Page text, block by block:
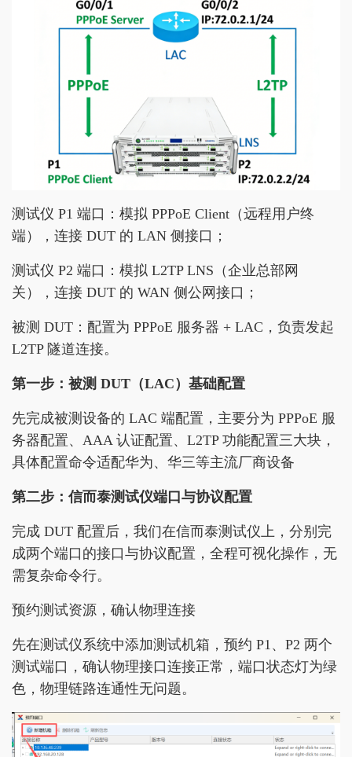
测试仪 P1 端口：模拟 PPPoE Client（远程用户终
端），连接 DUT 的 LAN 侧接口；
测试仪 P2 端口：模拟 L2TP LNS（企业总部网
关），连接 DUT 的 WAN 侧公网接口；
被测 DUT：配置为 PPPoE 服务器 + LAC，负责发起
L2TP 隧道连接。
第一步：被测 DUT（LAC）基础配置
先完成被测设备的 LAC 端配置，主要分为 PPPoE 服
务器配置、AAA 认证配置、L2TP 功能配置三大块，
具体配置命令适配华为、华三等主流厂商设备
第二步：信而泰测试仪端口与协议配置
完成 DUT 配置后，我们在信而泰测试仪上，分别完
成两个端口的接口与协议配置，全程可视化操作，无
需复杂命令行。
预约测试资源，确认物理连接
先在测试仪系统中添加测试机箱，预约 P1、P2 两个
测试端口，确认物理接口连接正常，端口状态灯为绿
色，物理链路连通性无问题。